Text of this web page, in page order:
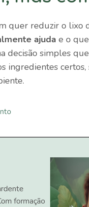
quer reduzir o lixo
ajuda e o
decisão simples
ingredientes
formação